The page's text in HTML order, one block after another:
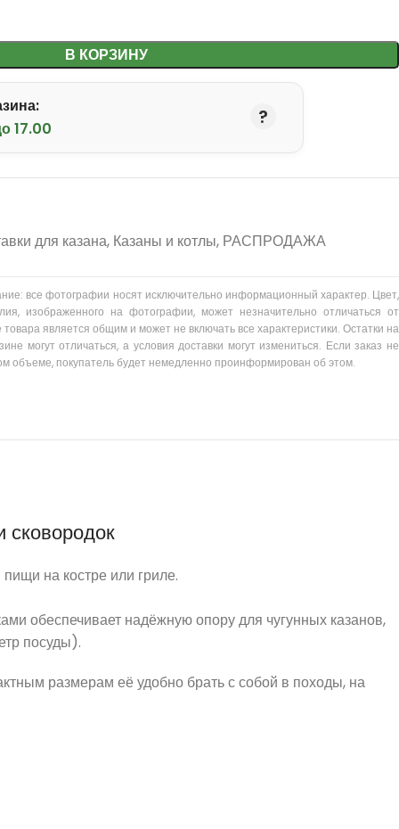
В КОРЗИНУ
17.00
для казана, Казаны и котлы, РАСПРОДАЖА
все фотографии носят исключительно информационный характер. Цвет,
изображенного на фотографии, может незначительно отличаться от
является общим и может не включать все характеристики. Остатки на
могут отличаться, а условия доставки могут измениться. Если заказ не
объеме, покупатель будет немедленно проинформирован об этом.
сковородок
на костре или гриле.
обеспечивает надёжную опору для чугунных казанов,
посуды).
размерам её удобно брать с собой в походы, на